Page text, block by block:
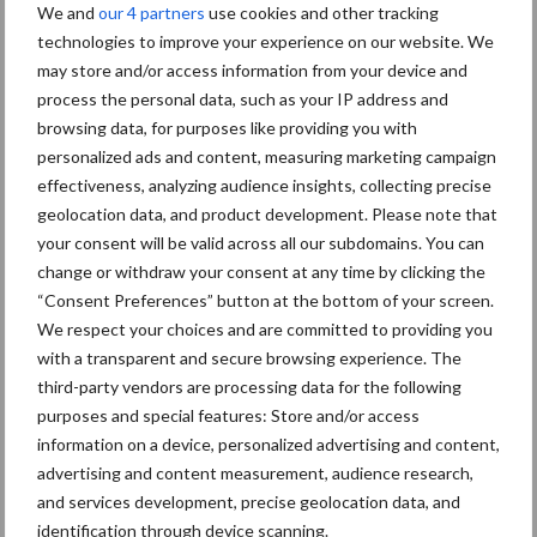
We and our 4 partners use cookies and other tracking
technologies to improve your experience on our website. We
may store and/or access information from your device and
process the personal data, such as your IP address and
browsing data, for purposes like providing you with
personalized ads and content, measuring marketing campaign
effectiveness, analyzing audience insights, collecting precise
geolocation data, and product development. Please note that
your consent will be valid across all our subdomains. You can
change or withdraw your consent at any time by clicking the
“Consent Preferences” button at the bottom of your screen.
We respect your choices and are committed to providing you
with a transparent and secure browsing experience. The
third-party vendors are processing data for the following
purposes and special features: Store and/or access
information on a device, personalized advertising and content,
advertising and content measurement, audience research,
and services development, precise geolocation data, and
identification through device scanning.
grillig: droogte en
geopolitiek houden handel
in de greep
De speenhuid: een vaak
onderschatte risicofactor
voor mastitis
ForFarmers ziet volume en
marktaandeel groeien in
krimpende Nederlandse
markt
Themapagina's